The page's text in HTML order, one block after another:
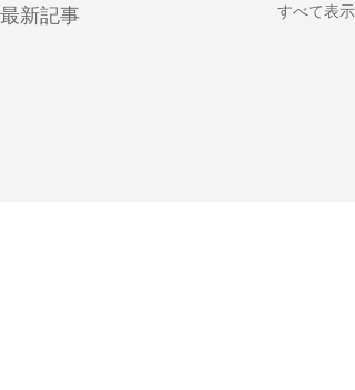
最新記事 すべて表示